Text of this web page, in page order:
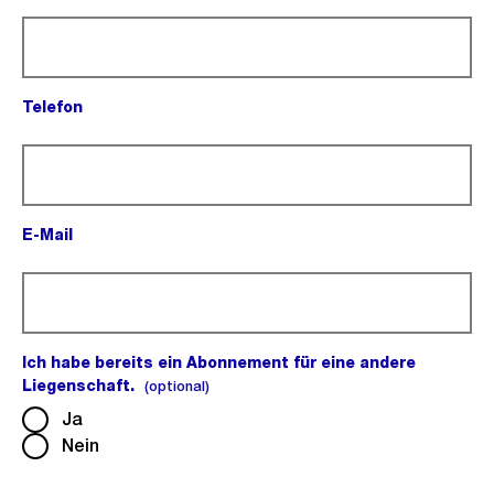
Telefon
E-Mail
Ich habe bereits ein Abonnement für eine andere
Liegenschaft. (optional)(optional).
Ja
Nein